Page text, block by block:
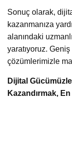
Sonuç olarak,
kazanmanıza
alanındaki
yaratıyoruz.
çözümlerimizle
Dijital
Kazandırmak,